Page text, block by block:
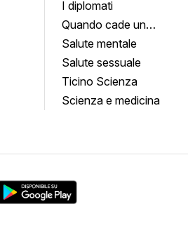
I diplomati
Quando cade un
quadro
Salute mentale
Salute sessuale
Ticino Scienza
Scienza e medicina